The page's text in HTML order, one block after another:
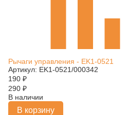
Рычаги управления - EK1-0521
Артикул: EK1-0521/000342
190 ₽
290 ₽
В наличии
В корзину